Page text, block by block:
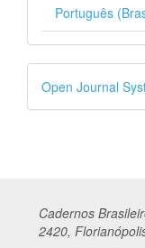
Português
por
Open Journal
Cadernos Br
2420,